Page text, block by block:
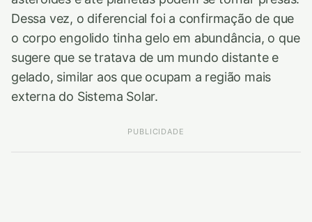
Dessa vez, o diferencial foi a confirmação de que
o corpo engolido tinha gelo em abundância, o que
sugere que se tratava de um mundo distante e
gelado, similar aos que ocupam a região mais
externa do Sistema Solar.
PUBLICIDADE